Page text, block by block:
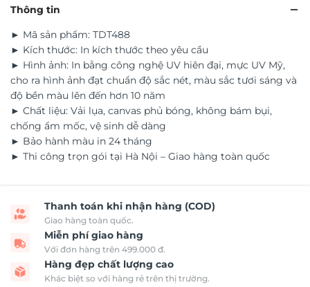
Thông tin
► Mã sản phẩm: TDT488
► Kích thước: In kích thước theo yêu cầu
► Hình ảnh: In bằng công nghệ UV hiên đại, mực UV Mỹ,
cho ra hình ảnh đạt chuẩn độ sắc nét, màu sắc tươi sáng và
độ bền màu lên đến hơn 10 năm
► Chất liệu: Vải lụa, canvas phủ bóng, không bám bụi,
chống ẩm mốc, vệ sinh dễ dàng
► Bảo hành màu in 24 tháng
► Thi công trọn gói tại Hà Nội – Giao hàng toàn quốc
Thanh toán khi nhận hàng (COD)
Giao hàng toàn quốc.
Miễn phí giao hàng
Với đơn hàng trên 499.000 đ.
Hàng đẹp chất lượng cao
Khác biệt so với hàng rẻ trên thị trường.